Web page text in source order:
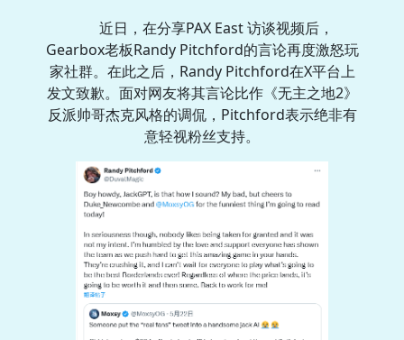
近日，在分享PAX East 访谈视频后，
Gearbox老板Randy Pitchford的言论再度激怒玩
家社群。在此之后，Randy Pitchford在X平台上
发文致歉。面对网友将其言论比作《无主之地2》
反派帅哥杰克风格的调侃，Pitchford表示绝非有
意轻视粉丝支持。